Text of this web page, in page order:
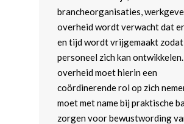
brancheorganisaties,
overheid wordt verwacht dat
en tijd wordt vrijgemaakt
personeel zich kan
overheid moet hierin een
coördinerende rol op zich
moet met name bij praktische
zorgen voor bewustwording